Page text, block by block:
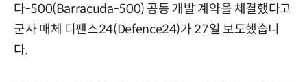
다-500(Barracuda-500) 공동 개발 계약을 체결했다고
군사 매체 디펜스24(Defence24)가 27일 보도했습니
다.